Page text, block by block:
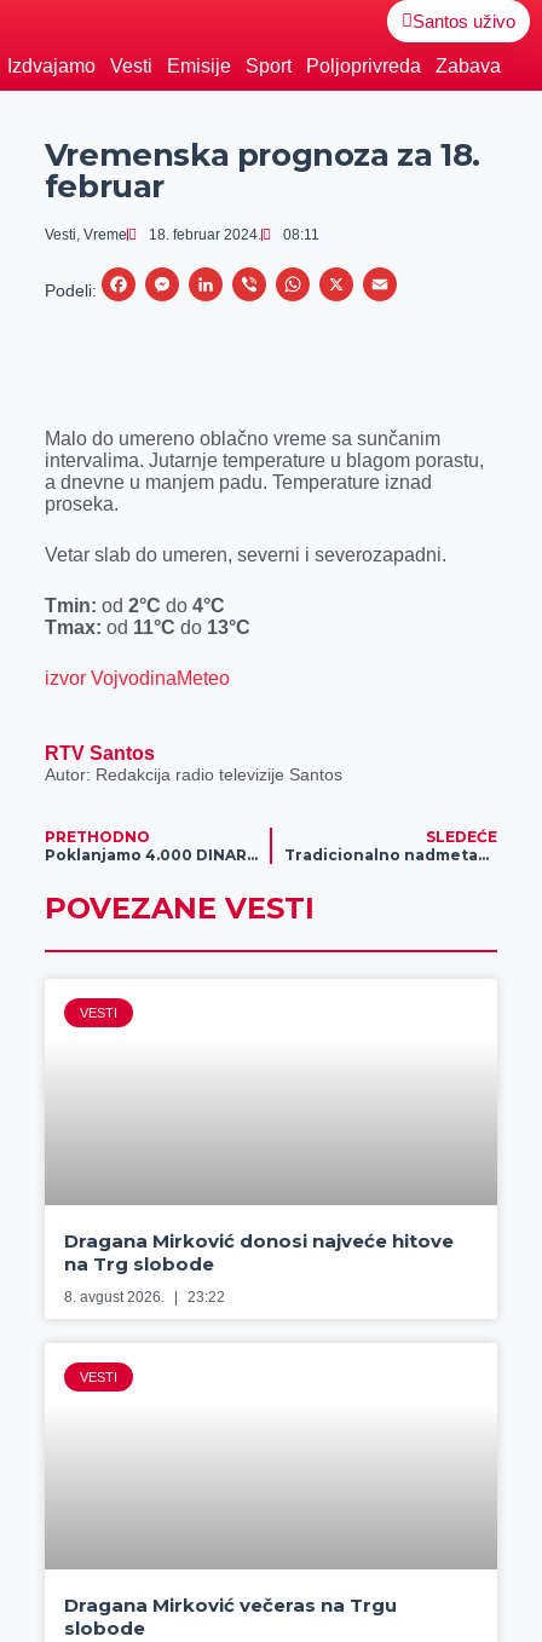
Santos uživo
Izdvajamo Vesti Emisije Sport Poljoprivreda Zabava
Vremenska prognoza za 18.
februar
Vesti, Vreme 18. februar 2024. 08:11
Podeli:
F
o
o
M
n
g
r
L
d
I
V
W
A
p
X
E
Malo do umereno oblačno vreme sa sunčanim
intervalima. Jutarnje temperature u blagom porastu,
a dnevne u manjem padu. Temperature iznad
proseka.
Vetar slab do umeren, severni i severozapadni.
Tmin: od 2°C do 4°C
Tmax: od 11°C do 13°C
izvor VojvodinaMeteo
RTV Santos
Autor: Redakcija radio televizije Santos
PRETHODNO
Poklanjamo 4.000 DINARA, potrebno je samo da se REGISTRUJEŠ!
SLEDEĆE
Tradicionalno nadmetanje gusana u Melencima
POVEZANE VESTI
VESTI
Dragana Mirković donosi najveće hitove
na Trg slobode
8. avgust 2026. 23:22
VESTI
Dragana Mirković večeras na Trgu
slobode